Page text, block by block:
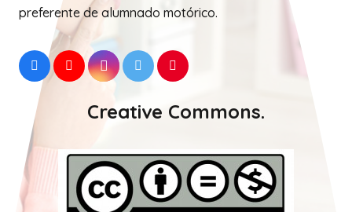
preferente de alumnado motórico.
Creative Commons.